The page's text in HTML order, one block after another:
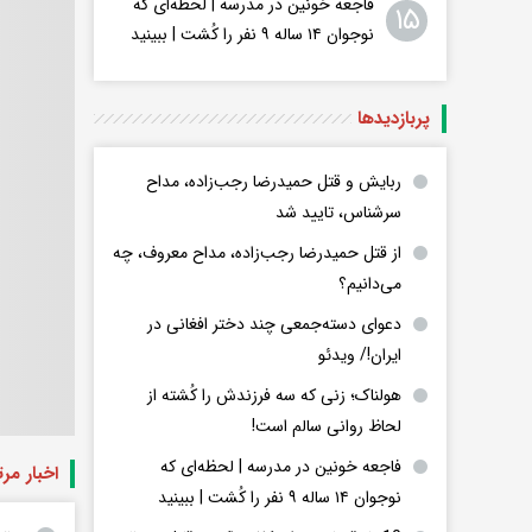
اخبار
۱۵
نوجوان ۱۴ ساله ۹ نفر را کُشت | ببینید
پربازدید‌ها
ربایش و قتل حمیدرضا رجب‌زاده، مداح
سرشناس، تایید شد
از قتل حمیدرضا رجب‌زاده، مداح معروف، چه
می‌دانیم؟
دعوای دسته‌جمعی چند دختر افغانی در
ایران!/ ویدئو
هولناک؛ زنی که سه فرزندش را کُشته از
لحاظ روانی سالم است!
فاجعه خونین در مدرسه | لحظه‌ای که
نوجوان ۱۴ ساله ۹ نفر را کُشت | ببینید